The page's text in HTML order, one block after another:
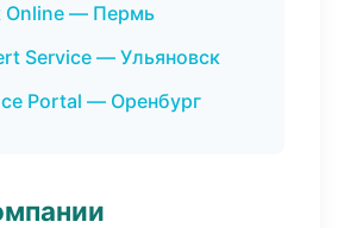
Online — Пермь
Service — Ульяновск
Portal — Оренбург